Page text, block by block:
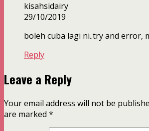
kisahsidairy
29/10/2019
boleh cuba lagi ni..try and error,
Reply
Leave a Reply
Your email address will not be
are marked *